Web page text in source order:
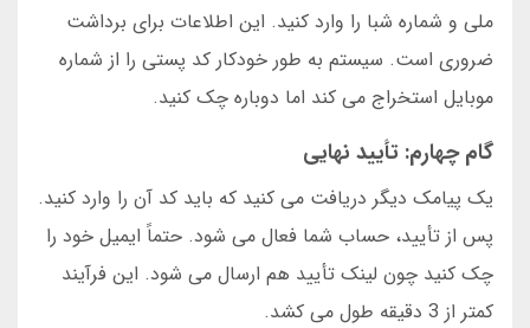
ملی و شماره شبا را وارد کنید. این اطلاعات برای برداشت
ضروری است. سیستم به طور خودکار کد پستی را از شماره
موبایل استخراج می کند اما دوباره چک کنید.
گام چهارم: تأیید نهایی
یک پیامک دیگر دریافت می کنید که باید کد آن را وارد کنید.
پس از تأیید، حساب شما فعال می شود. حتماً ایمیل خود را
چک کنید چون لینک تأیید هم ارسال می شود. این فرآیند
کمتر از 3 دقیقه طول می کشد.